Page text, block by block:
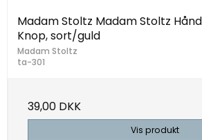
Madam Stoltz Madam Stoltz
Knop, sort/guld
Madam Stoltz
ta-301
39,00 DKK
Vis produkt